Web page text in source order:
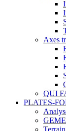
Axes
QUI
PLATES-